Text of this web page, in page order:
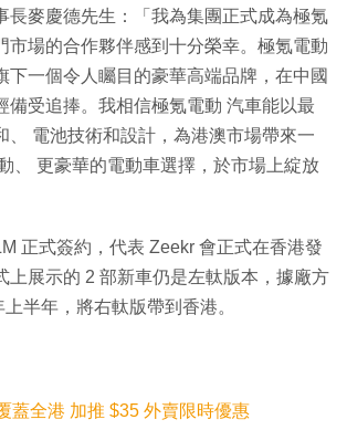
長麥慶德先生：「我為集團正式成為極氪
市場的合作夥伴感到十分榮幸。極氪電動
下一個令人矚目的豪華高端品牌，在中國
備受追捧。我相信極氪電動 汽車能以最
、 電池技術和設計，為港澳市場帶來一
、 更豪華的電動車選擇，於市場上綻放
正式簽約，代表 Zeekr 會正式在香港發
上展示的 2 部新車仍是左軚版本，據廠方
半年，將右軚版帶到香港。
蓋全港 加推 $35 外賣限時優惠